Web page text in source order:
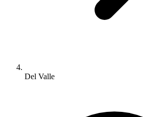
Del Valle